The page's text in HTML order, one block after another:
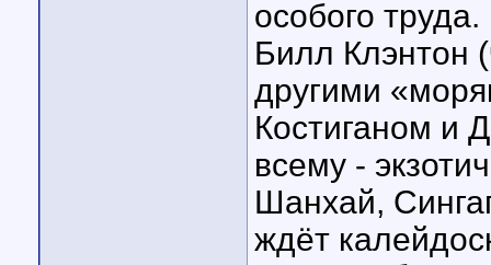
особого
Билл Клэнтон
другими
Костиганом и
всему -
Шанхай,
ждёт